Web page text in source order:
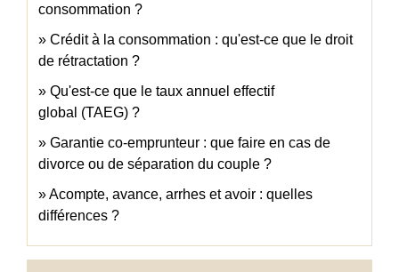
consommation ?
Crédit à la consommation : qu'est-ce que le droit
de rétractation ?
Qu'est-ce que le taux annuel effectif
global (TAEG) ?
Garantie co-emprunteur : que faire en cas de
divorce ou de séparation du couple ?
Acompte, avance, arrhes et avoir : quelles
différences ?